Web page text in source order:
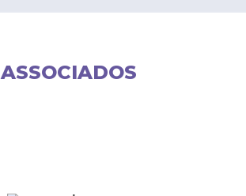
ASSOCIADOS